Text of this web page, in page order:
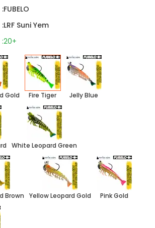
:FUBELO
:LRF Suni Yem
:20+
Gold Fire Tiger Jelly Blue
White Leopard Green
Brown Yellow Leopard Gold Pink Gold